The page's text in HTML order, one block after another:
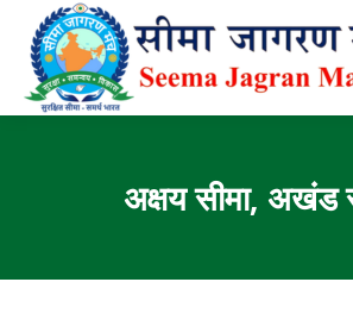
अक्षय सीमा, अखंड